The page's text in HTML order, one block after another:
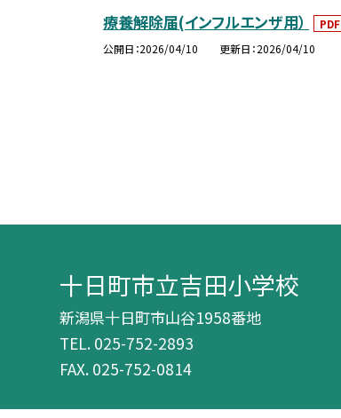
療養解除届(インフルエンザ用）
PDF
公開日 2026/04/10 更新日 2026/04/10
十日町市立吉田小学校
新潟県十日町市山谷1958番地
TEL. 025-752-2893
FAX. 025-752-0814